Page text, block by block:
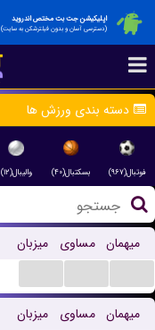
اپلیکیشن جت بت مختص اندروید
(دسترسی آسان و بدون فیلترشکن به سایت)
دسته بندی ورزش ها
فوتبال(۹۶۷) بسکتبال(۴۰) والیبال(۱۲)
میزبان مساوی میهمان
میزبان مساوی میهمان